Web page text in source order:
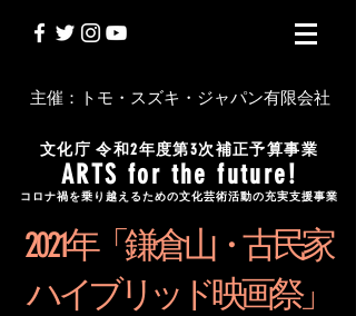
文化庁 令和2年度第3次補正予算事業
ARTS for the future!
コロナ禍を乗り越えるための文化芸術活動の充実支援事業
2 0 2 1 年「鎌倉山・古民家
ハイブリッド映画祭」
主催：トモ・スズキ・ジャパン有限会社